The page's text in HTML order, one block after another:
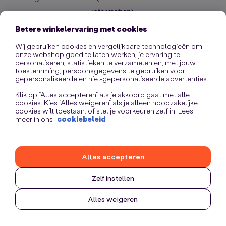
information).
Betere winkelervaring met cookies
Wij gebruiken cookies en vergelijkbare technologieën om
onze webshop goed te laten werken, je ervaring te
personaliseren, statistieken te verzamelen en, met jouw
toestemming, persoonsgegevens te gebruiken voor
gepersonaliseerde en niet-gepersonaliseerde advertenties.
Klik op “Alles accepteren” als je akkoord gaat met alle
cookies. Kies “Alles weigeren” als je alleen noodzakelijke
cookies wilt toestaan, of stel je voorkeuren zelf in. Lees
meer in ons cookiebeleid
Zelf instellen
Alles weigeren
Alles accepteren